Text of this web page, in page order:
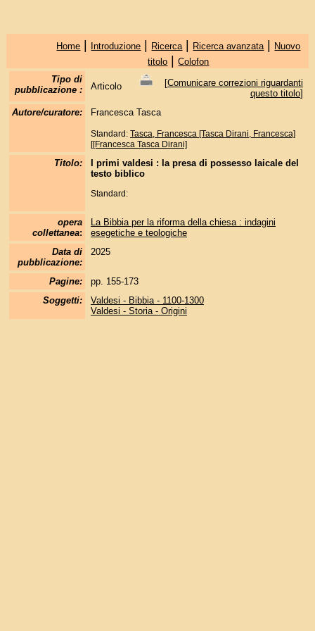
Home | Introduzione | Ricerca | Ricerca avanzata | Nuovo
titolo |Colofon
Tipo di
pubblicazione :
Articolo [Comunicare correzioni riguardanti
questo titolo]
Autore/curatore:
Francesca Tasca
Standard: Tasca, Francesca [Tasca Dirani, Francesca]
[[Francesca Tasca Dirani]
Titolo:
I primi valdesi : la presa di possesso laicale del
testo biblico
Standard:
opera
collettanea:
La Bibbia per la riforma della chiesa : indagini
esegetiche e teologiche
Data di
pubblicazione:
2025
Pagine:
pp. 155-173
Soggetti:
Valdesi - Bibbia - 1100-1300
Valdesi - Storia - Origini